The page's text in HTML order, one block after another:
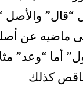
“قال” والأصل
ماضيه عن
أما “وعد”
كذلك